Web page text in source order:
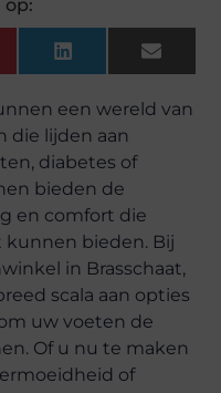
op:
LinkedInEmail
een wereld van
die lijden aan
diabetes of
bieden de
en comfort die
kunnen bieden. Bij
in Brasschaat,
scala aan opties
uw voeten de
Of u nu te maken
of